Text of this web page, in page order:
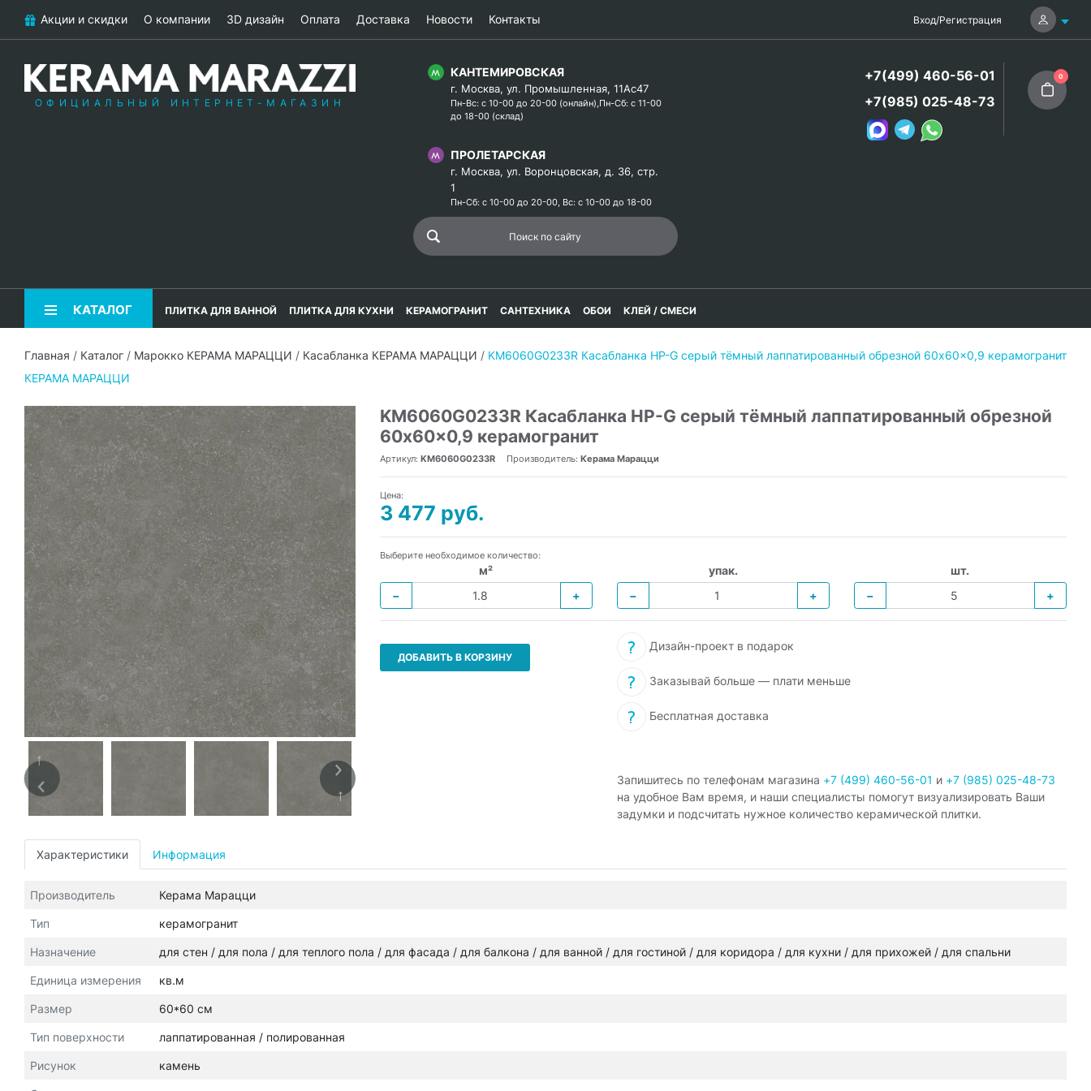
Акции и скидки О компании 3D дизайн Оплата Доставка Новости Контакты Вход/Регистрация
ОФИЦИАЛЬНЫЙ ИНТЕРНЕТ-МАГАЗИН
КАНТЕМИРОВСКАЯ
г. Москва, ул. Промышленная, 11Ас47
Пн-Вс: с 10-00 до 20-00 (онлайн),Пн-Сб: с 11-00
до 18-00 (склад)
ПРОЛЕТАРСКАЯ
г. Москва, ул. Воронцовская, д. 36, стр.
1
Пн-Сб: с 10-00 до 20-00, Вс: с 10-00 до 18-00
+7(499) 460-56-01
+7(985) 025-48-73
0
КАТАЛОГ ПЛИТКА ДЛЯ ВАННОЙ ПЛИТКА ДЛЯ КУХНИ КЕРАМОГРАНИТ САНТЕХНИКА ОБОИ КЛЕЙ / СМЕСИ
Главная / Каталог / Марокко КЕРАМА МАРАЦЦИ / Касабланка КЕРАМА МАРАЦЦИ / KM6060G0233R Касабланка HP-G серый тёмный лаппатированный обрезной 60x60x0,9 керамогранит
КЕРАМА МАРАЦЦИ
KM6060G0233R Касабланка HP-G серый тёмный лаппатированный обрезной
60x60x0,9 керамогранит
Артикул: KM6060G0233R Производитель: Керама Марацци
Цена:
3 477 руб.
Выберите необходимое количество:
м²
−
+
упак.
−
+
шт.
−
+
ДОБАВИТЬ В КОРЗИНУ
Дизайн-проект в подарок
Заказывай больше — плати меньше
Бесплатная доставка
Запишитесь по телефонам магазина +7 (499) 460-56-01 и +7 (985) 025-48-73
на удобное Вам время, и наши специалисты помогут визуализировать Ваши
задумки и подсчитать нужное количество керамической плитки.
Характеристики Информация
Производитель Керама Марацци
Тип керамогранит
Назначение для стен / для пола / для теплого пола / для фасада / для балкона / для ванной / для гостиной / для коридора / для кухни / для прихожей / для спальни
Единица измерения кв.м
Размер 60*60 см
Тип поверхности лаппатированная / полированная
Рисунок камень